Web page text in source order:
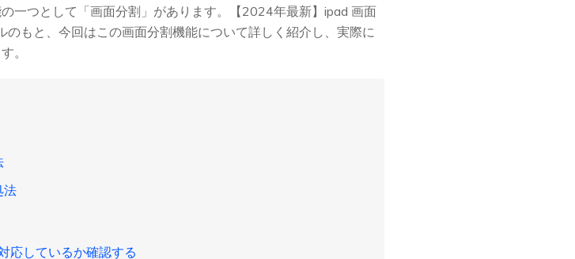
一つとして「画面分割」があります。【2024年最新】ipad 画面
もと、今回はこの画面分割機能について詳しく紹介し、実際に
。
法
応しているか確認する